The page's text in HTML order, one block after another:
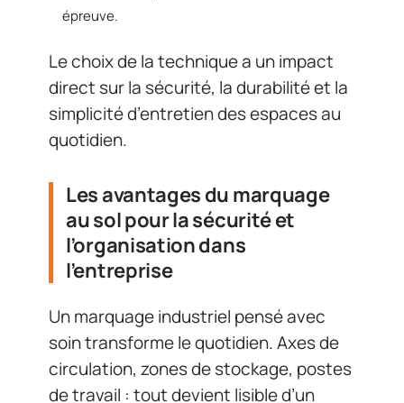
épreuve.
Le choix de la technique a un impact
direct sur la sécurité, la durabilité et la
simplicité d’entretien des espaces au
quotidien.
Les avantages du marquage
au sol pour la sécurité et
l’organisation dans
l’entreprise
Un marquage industriel pensé avec
soin transforme le quotidien. Axes de
circulation, zones de stockage, postes
de travail : tout devient lisible d’un